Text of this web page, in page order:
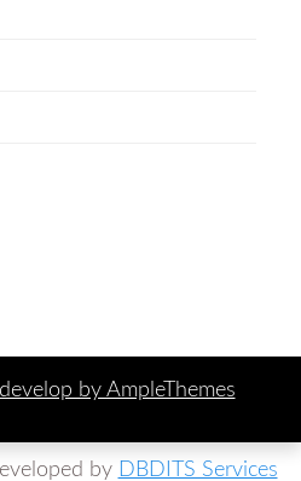
by AmpleThemes
by DBDITS Services